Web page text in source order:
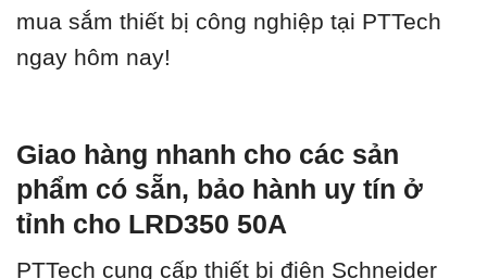
mua sắm thiết bị công nghiệp tại PTTech
ngay hôm nay!
Giao hàng nhanh cho các sản
phẩm có sẵn, bảo hành uy tín ở
tỉnh cho LRD350 50A
PTTech cung cấp thiết bị điện Schneider